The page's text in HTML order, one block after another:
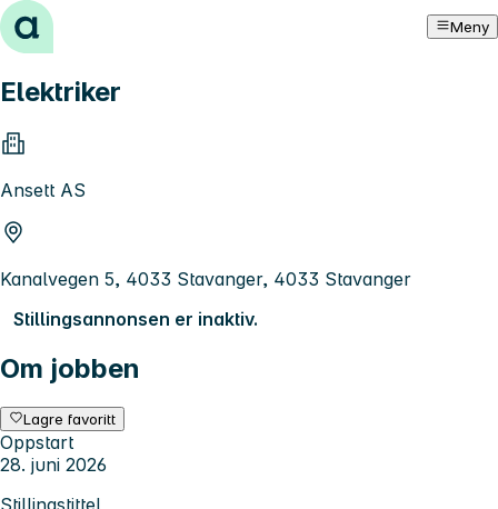
Hopp til innhold Meny
Elektriker
Ansett AS
Kanalvegen 5, 4033 Stavanger, 4033 Stavanger
Stillingsannonsen er inaktiv.
Om jobben
Lagre favoritt
Oppstart
28. juni 2026
Stillingstittel